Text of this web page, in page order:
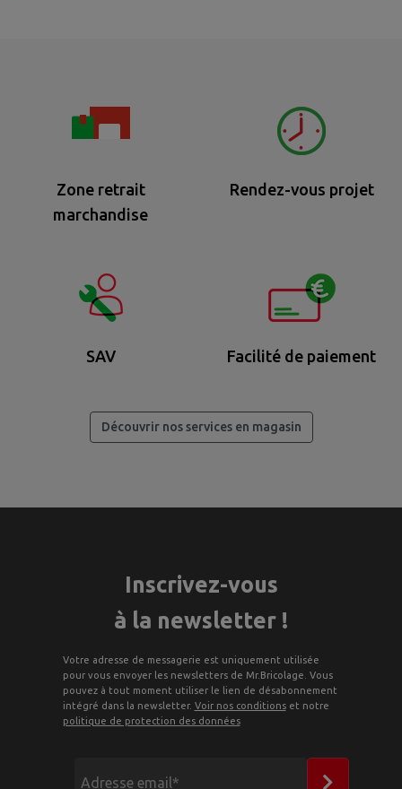
Zone retrait
marchandise
Rendez-vous projet
SAV Facilité de paiement
Découvrir nos services en magasin
Inscrivez-vous
à la newsletter !
Votre adresse de messagerie est uniquement utilisée
pour vous envoyer les newsletters de Mr.Bricolage. Vous
pouvez à tout moment utiliser le lien de désabonnement
intégré dans la newsletter. Voir nos conditionset notre
politique de protection des données